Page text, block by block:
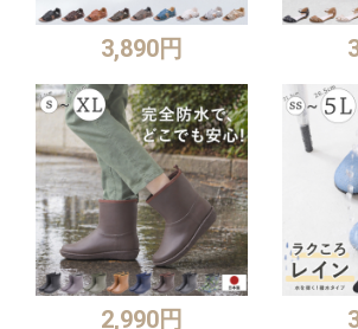
3,890円
2,990円